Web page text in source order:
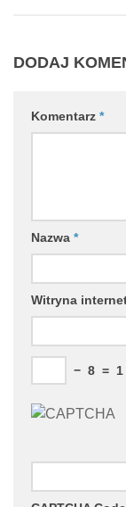
DODAJ
Komentarz *
Nazwa *
Witryna
− 8 = 1